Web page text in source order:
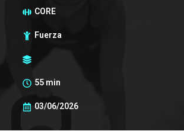
CORE
Fuerza
55 min
03/06/2026